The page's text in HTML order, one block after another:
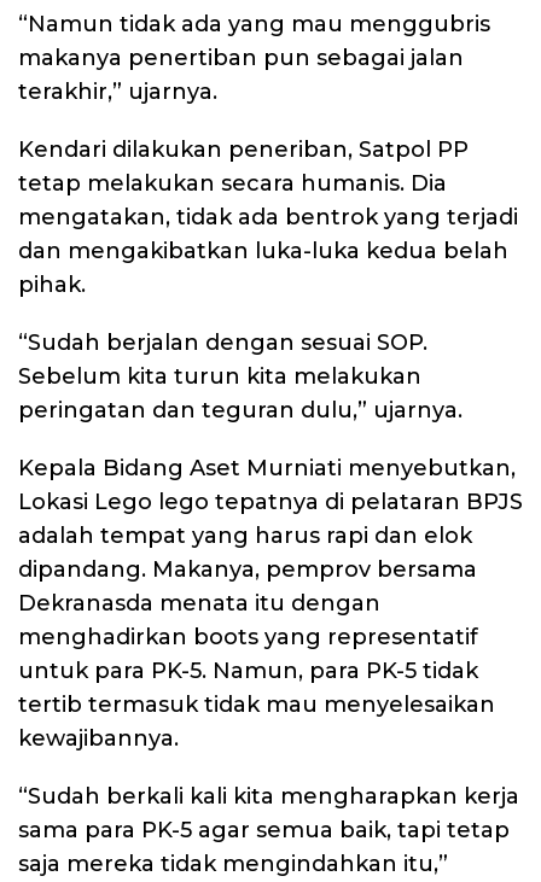
“Namun tidak ada yang mau menggubris
makanya penertiban pun sebagai jalan
terakhir,” ujarnya.
Kendari dilakukan peneriban, Satpol PP
tetap melakukan secara humanis. Dia
mengatakan, tidak ada bentrok yang terjadi
dan mengakibatkan luka-luka kedua belah
pihak.
“Sudah berjalan dengan sesuai SOP.
Sebelum kita turun kita melakukan
peringatan dan teguran dulu,” ujarnya.
Kepala Bidang Aset Murniati menyebutkan,
Lokasi Lego lego tepatnya di pelataran BPJS
adalah tempat yang harus rapi dan elok
dipandang. Makanya, pemprov bersama
Dekranasda menata itu dengan
menghadirkan boots yang representatif
untuk para PK-5. Namun, para PK-5 tidak
tertib termasuk tidak mau menyelesaikan
kewajibannya.
“Sudah berkali kali kita mengharapkan kerja
sama para PK-5 agar semua baik, tapi tetap
saja mereka tidak mengindahkan itu,”